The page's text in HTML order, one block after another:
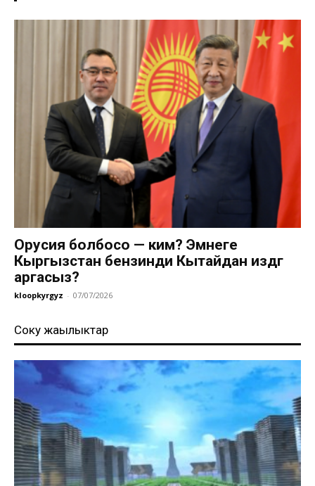
Орусия болбосо — ким? Эмнеге
Кыргызстан бензинди Кытайдан издөөгө
аргасыз?
kloopkyrgyz - 07/07/2026
Соңку жаңылыктар